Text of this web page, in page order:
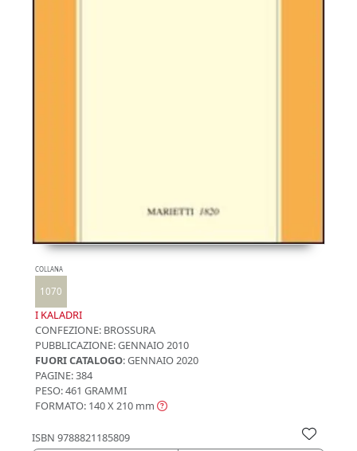
COLLANA
1070
I KALADRI
CONFEZIONE: BROSSURA
PUBBLICAZIONE:GENNAIO 2010
FUORI CATALOGO: GENNAIO 2020
PAGINE: 384
PESO: 461 GRAMMI
FORMATO: 140 X 210 mm
ISBN 9788821185809